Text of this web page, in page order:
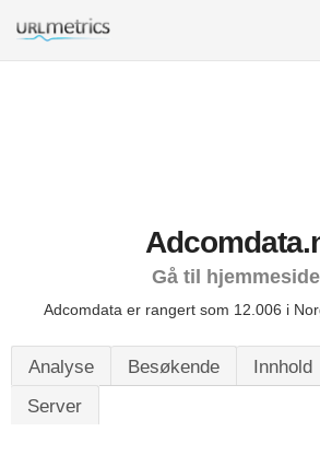
Gå til hjemmeside
Adcomdata er rangert som 12.006 i
Analyse Besøkende Innhold
Server